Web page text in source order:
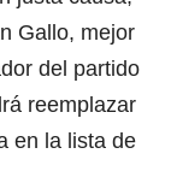
Gallo, mejor
del partido
reemplazar
en la lista de